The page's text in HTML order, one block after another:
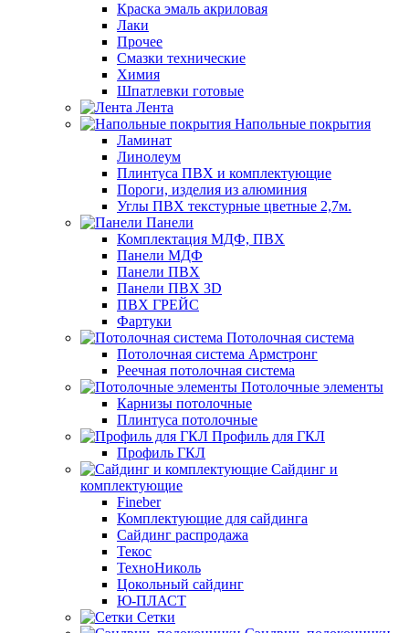
Краска эмаль акриловая
Лаки
Прочее
Смазки технические
Химия
Шпатлевки готовые
Лента
Напольные покрытия
Ламинат
Линолеум
Плинтуса ПВХ и комплектующие
Пороги, изделия из алюминия
Углы ПВХ текстурные цветные 2,7м.
Панели
Комплектация МДФ, ПВХ
Панели МДФ
Панели ПВХ
Панели ПВХ 3D
ПВХ ГРЕЙС
Фартуки
Потолочная система
Потолочная система Армстронг
Реечная потолочная система
Потолочные элементы
Карнизы потолочные
Плинтуса потолочные
Профиль для ГКЛ
Профиль ГКЛ
Сайдинг и
комплектующие
Fineber
Комплектующие для сайдинга
Сайдинг распродажа
Текос
ТехноНиколь
Цокольный сайдинг
Ю-ПЛАСТ
Сетки